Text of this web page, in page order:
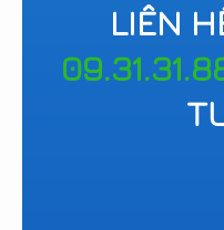
LIÊN